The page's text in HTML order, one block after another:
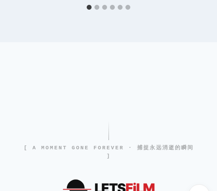
[ A MOMENT GONE FOREVER · 捕捉永远消逝的瞬间
]